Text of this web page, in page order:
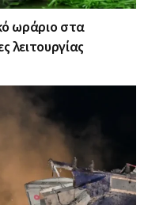
ωράριο στα
λειτουργίας